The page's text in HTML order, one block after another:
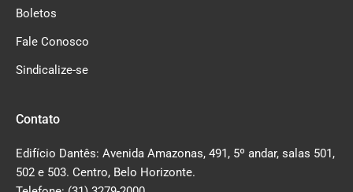
Boletos
Fale Conosco
Sindicalize-se
Contato
Edifício Dantês: Avenida Amazonas, 491, 5º andar, salas 501,
502 e 503. Centro, Belo Horizonte.